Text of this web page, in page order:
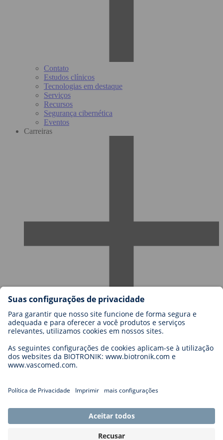
Contato
Estudos clínicos
Tecnologias em destaque
Serviços
Recursos
Segurança cibernética
Eventos
Carreiras
Blog
Contato
Cookie Settings
Legal Disclaimer